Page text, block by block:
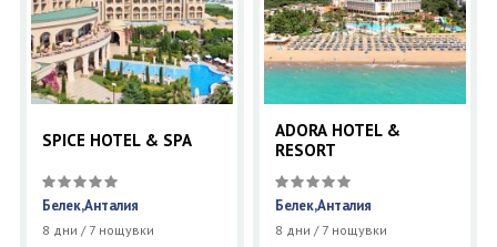
SPICE HOTEL & SPA
Белек,Анталия
8 дни / 7 нощувки
ADORA HOTEL &
RESORT
Белек,Анталия
8 дни / 7 нощувки